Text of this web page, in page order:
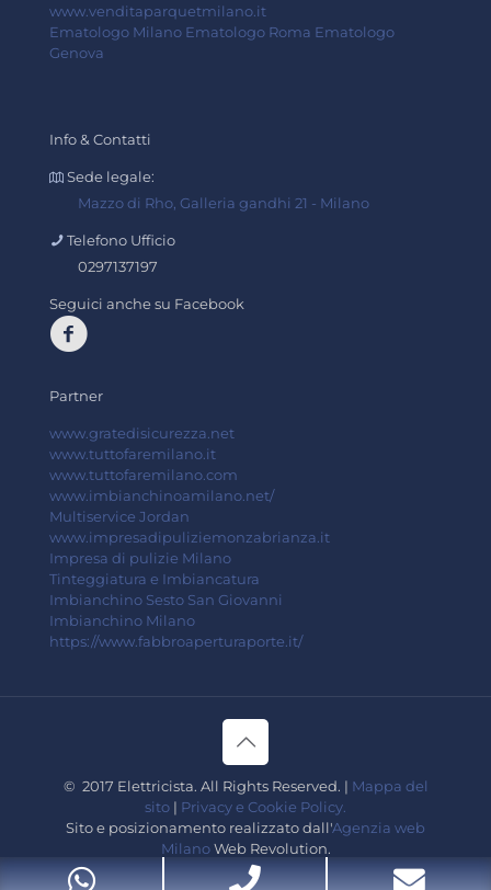
www.venditaparquetmilano.it
Ematologo Milano Ematologo Roma Ematologo
Genova
Info & Contatti
Sede legale:
Mazzo di Rho, Galleria gandhi 21 - Milano
Telefono Ufficio
0297137197
Seguici anche su Facebook
Partner
www.gratedisicurezza.net
www.tuttofaremilano.it
www.tuttofaremilano.com
www.imbianchinoamilano.net/
Multiservice Jordan
www.impresadipuliziemonzabrianza.it
Impresa di pulizie Milano
Tinteggiatura e Imbiancatura
Imbianchino Sesto San Giovanni
Imbianchino Milano
https://www.fabbroaperturaporte.it/
© 2017 Elettricista. All Rights Reserved. | Mappa del
sito | Privacy e Cookie Policy.
Sito e posizionamento realizzato dall'Agenzia web
MilanoWeb Revolution.